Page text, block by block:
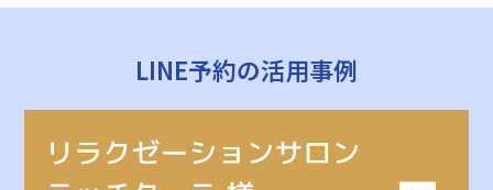
LINE予約の活用事例